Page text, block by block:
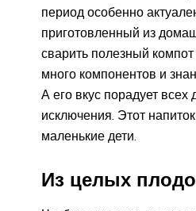
период особенно
приготовленный из
сварить полезный
много компонентов и
А его вкус порадует всех
исключения. Этот
маленькие дети.
Из целых